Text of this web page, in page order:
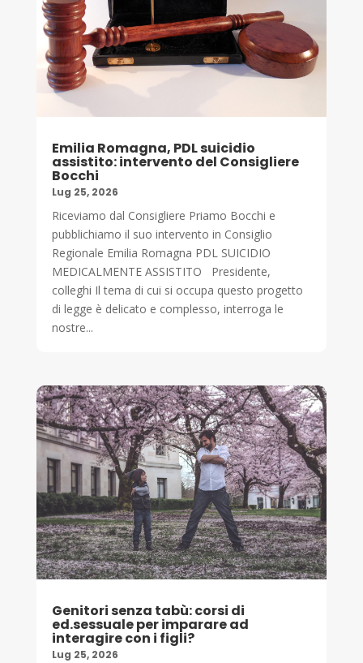
Emilia Romagna, PDL suicidio
assistito: intervento del Consigliere
Bocchi
Lug 25, 2026
Riceviamo dal Consigliere Priamo Bocchi e
pubblichiamo il suo intervento in Consiglio
Regionale Emilia Romagna PDL SUICIDIO
MEDICALMENTE ASSISTITO Presidente,
colleghi Il tema di cui si occupa questo progetto
di legge è delicato e complesso, interroga le
nostre...
Genitori senza tabù: corsi di
ed.sessuale per imparare ad
interagire con i figli?
Lug 25, 2026